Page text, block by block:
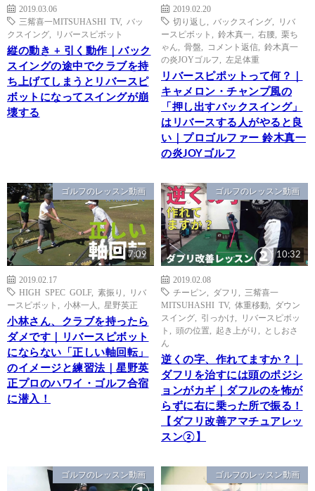
2019.03.06
三觜喜一MITSUHASHI TV, バッ
クスイング
リバースピボット
縦の動き + 引く動作｜バック
スイングの途中でクラブを持
ち上げてしまうとリバースピ
ボットになってスイングが崩
壊する
2019.02.20
切り返し
バックスイング
リバ
ースピボット
鈴木真一 右腰
栗ち
ゃん
骨盤 コメント返信
鈴木真一
の炎JOYゴルフ
左足体重
リバースピポットって何？｜
キャメロン・チャンプ風の
「押し出すバックスイング」
はリバースする人がやると良
い｜プロゴルファー 鈴木真一
の炎JOYゴルフ
ゴルフのレッスン動画
7:09
2019.02.17
HIGH SPEC GOLF, 素振り
リバ
ースピボット
小林一人 星野英正
小林さん、クラブを持ったら
ダメです｜リバースピボット
にならない「正しい軸回転」
のイメージと練習法｜星野英
正プロのハワイ・ゴルフ合宿
に潜入！
ゴルフのレッスン動画
10:32
2019.02.08
チーピン
ダフリ
三觜喜一
MITSUHASHI TV, 体重移動
ダウン
スイング
引っかけ
リバースピボッ
ト
頭の位置 起き上がり
としおさ
ん
逆くの字、作れてますか？｜
ダフリを治すには頭のポジシ
ョンがカギ｜ダフルのを怖が
らずに右に乗った所で振る！
【ダフリ改善アマチュアレッ
スン②】
ゴルフのレッスン動画 ゴルフのレッスン動画